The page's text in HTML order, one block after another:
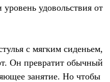
удовольствия от
с мягким сиденьем,
Он превратит обычный
занятие. Но чтобы